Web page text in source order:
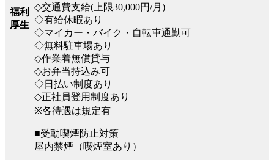
福利
厚生
◇交通費支給(上限30,000円/月)
◇有給休暇あり
◇マイカー・バイク・自転車通勤可
◇無料駐車場あり
◇作業着無償貸与
◇お弁当持込み可
◇日払い制度あり
◇正社員登用制度あり
※各待遇は規定有
■受動喫煙防止対策
屋内禁煙（喫煙室あり）